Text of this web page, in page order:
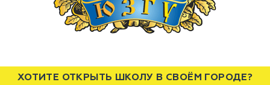
ХОТИТЕ ОТКРЫТЬ ШКОЛУ В СВОЁМ ГОРОДЕ?